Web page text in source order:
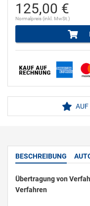
125,00 €
Normalpreis (inkl. MwSt.)
AUF
BESCHREIBUNG
Übertragung von
Verfahren